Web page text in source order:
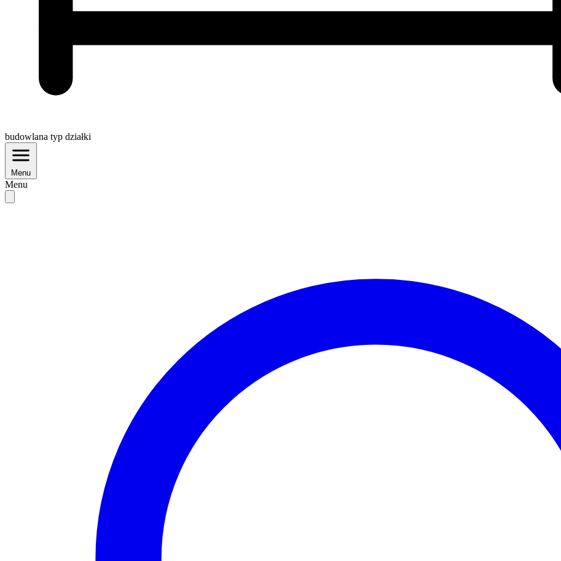
budowlana typ działki
Menu
Menu